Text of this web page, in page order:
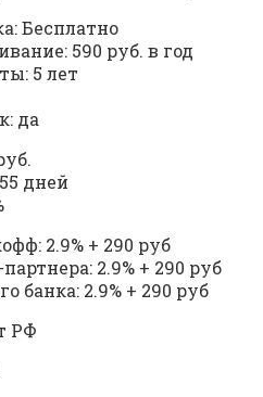
Бесплатно
590 руб. в год
5 лет
да
дней
2.9% + 290 руб
2.9% + 290 руб
банка: 2.9% + 290 руб
РФ